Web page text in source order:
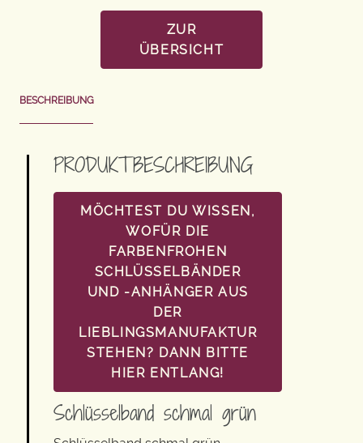
ZUR
ÜBERSICHT
BESCHREIBUNG
PRODUKTBESCHREIBUNG
MÖCHTEST DU WISSEN,
WOFÜR DIE
FARBENFROHEN
SCHLÜSSELBÄNDER
UND -ANHÄNGER AUS
DER
LIEBLINGSMANUFAKTUR
STEHEN? DANN BITTE
HIER ENTLANG!
Schlüsselband schmal grün